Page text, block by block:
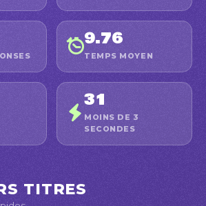
9.76
TEMPS MOYEN
31
MOINS DE 3
SECONDES
TITRES